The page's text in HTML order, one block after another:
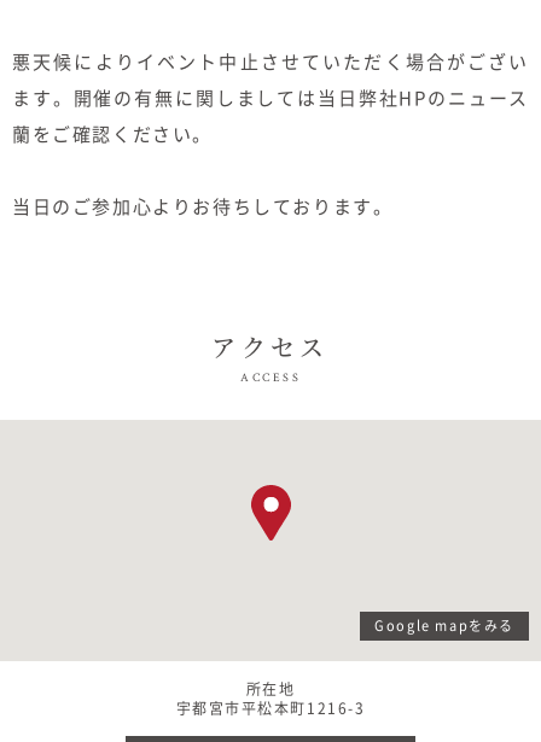
悪天候によりイベント中止させていただく場合がござい
ます。開催の有無に関しましては当日弊社HPのニュース
蘭をご確認ください。
当日のご参加心よりお待ちしております。
アクセス
ACCESS
Google mapをみる
所在地
宇都宮市平松本町1216-3